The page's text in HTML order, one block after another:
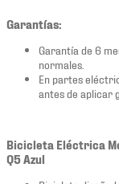
Garantías:
Garantía de 6
normales.
En partes
antes de aplicar
Bicicleta Eléctrica
Q5 Azul